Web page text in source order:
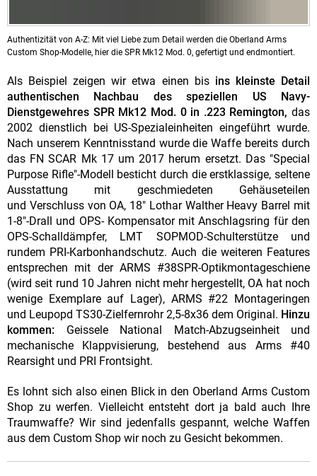
Authentizität von A-Z: Mit viel Liebe zum Detail werden die Oberland Arms
Custom Shop-Modelle, hier die SPR Mk12 Mod. 0, gefertigt und endmontiert.
Als Beispiel zeigen wir etwa einen bis ins kleinste Detail
authentischen Nachbau des speziellen US Navy-
Dienstgewehres SPR Mk12 Mod. 0 in .223 Remington, das
2002 dienstlich bei US-Spezialeinheiten eingeführt wurde.
Nach unserem Kenntnisstand wurde die Waffe bereits durch
das FN SCAR Mk 17 um 2017 herum ersetzt. Das "Special
Purpose Rifle"-Modell besticht durch die erstklassige, seltene
Ausstattung mit geschmiedeten Gehäuseteilen
und Verschluss von OA, 18" Lothar Walther Heavy Barrel mit
1-8"-Drall und OPS- Kompensator mit Anschlagsring für den
OPS-Schalldämpfer, LMT SOPMOD-Schulterstütze und
rundem PRI-Karbonhandschutz. Auch die weiteren Features
entsprechen mit der ARMS #38SPR-Optikmontageschiene
(wird seit rund 10 Jahren nicht mehr hergestellt, OA hat noch
wenige Exemplare auf Lager), ARMS #22 Montageringen
und Leupopd TS30-Zielfernrohr 2,5-8x36 dem Original. Hinzu
kommen: Geissele National Match-Abzugseinheit und
mechanische Klappvisierung, bestehend aus Arms #40
Rearsight und PRI Frontsight.
Es lohnt sich also einen Blick in den Oberland Arms Custom
Shop zu werfen. Vielleicht entsteht dort ja bald auch Ihre
Traumwaffe? Wir sind jedenfalls gespannt, welche Waffen
aus dem Custom Shop wir noch zu Gesicht bekommen.